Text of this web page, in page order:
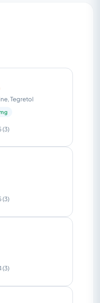
Tegretol
(3)
(3)
(3)